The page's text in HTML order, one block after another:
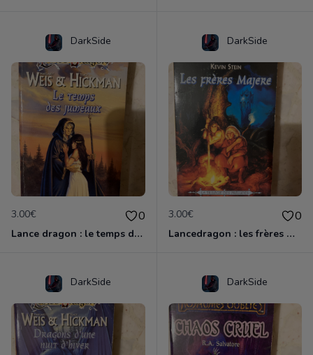
DarkSide
3.00€ 0
Lance dragon : le temps des jumeaux
DarkSide
3.00€ 0
Lancedragon : les frères majères
DarkSide DarkSide